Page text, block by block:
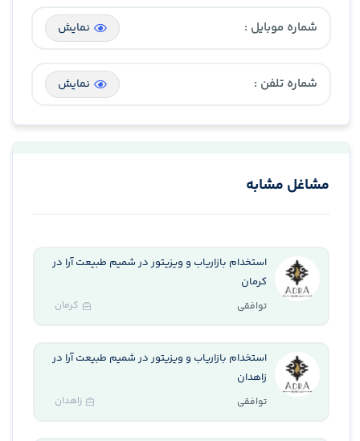
شماره موبایل : نمایش
شماره تلفن : نمایش
مشاغل مشابه
استخدام بازاریاب و ویزیتور در شمیم طبیعت آرا در
کرمان
توافقی کرمان
استخدام بازاریاب و ویزیتور در شمیم طبیعت آرا در
زاهدان
توافقی زاهدان